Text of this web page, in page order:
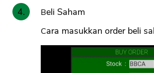
Beli Saham
Cara masukkan order beli